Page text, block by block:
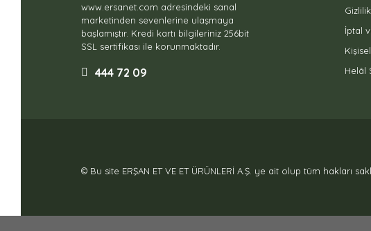
www.ersanet.com adresindeki sanal
marketinden sevenlerine ulaşmaya
başlamıştır. Kredi kartı bilgileriniz 256bit
SSL sertifikası ile korunmaktadır.
444 72 09
İptal
Helâl
© Bu site ERŞAN ET VE ET ÜRÜNLERİ A.Ş. ye ait olup tüm hakları